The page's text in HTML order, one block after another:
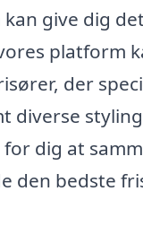
give dig
platform
der
diverse
dig at
den bedste